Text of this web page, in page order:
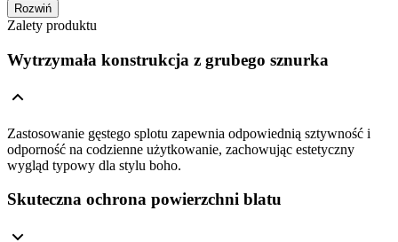
Rozwiń
Zalety produktu
Wytrzymała konstrukcja z grubego sznurka
Zastosowanie gęstego splotu zapewnia odpowiednią sztywność i
odporność na codzienne użytkowanie, zachowując estetyczny
wygląd typowy dla stylu boho.
Skuteczna ochrona powierzchni blatu